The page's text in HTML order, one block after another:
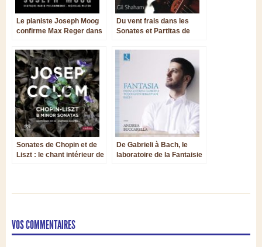
Le pianiste Joseph Moog
confirme Max Reger dans
Du vent frais dans les
Sonates et Partitas de
Sonates de Chopin et de
Liszt : le chant intérieur de
De Gabrieli à Bach, le
laboratoire de la Fantaisie
VOS COMMENTAIRES